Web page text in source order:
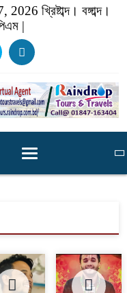
খ্রিষ্টাব্দ। বঙ্গাব্দ।
|